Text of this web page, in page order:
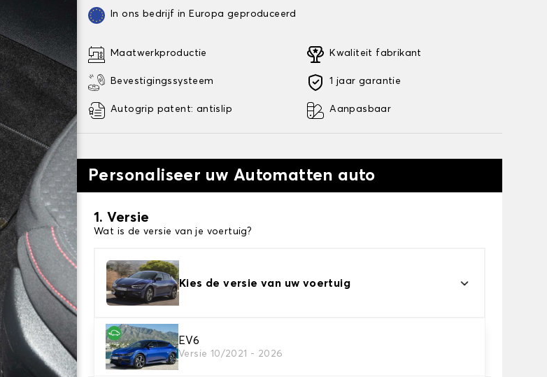
In ons bedrijf in Europa geproduceerd
Maatwerkproductie
Bevestigingssysteem
Autogrip patent: antislip
Kwaliteit fabrikant
1 jaar garantie
Aanpasbaar
Personaliseer uw Automatten auto
1. Versie
Wat is de versie van je voertuig?
Kies de versie van uw voertuig
EV6
Versie 10/2021 - 2026
2. Materiaal
Kies het materiaal van uw automatten